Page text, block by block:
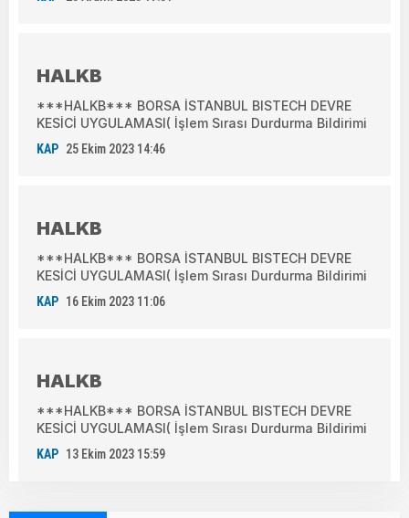
HALKB
***HALKB*** BORSA İSTANBUL BISTECH DEVRE
KESİCİ UYGULAMASI( İşlem Sırası Durdurma Bildirimi
KAP 25 Ekim 2023 14:46
HALKB
***HALKB*** BORSA İSTANBUL BISTECH DEVRE
KESİCİ UYGULAMASI( İşlem Sırası Durdurma Bildirimi
KAP 16 Ekim 2023 11:06
HALKB
***HALKB*** BORSA İSTANBUL BISTECH DEVRE
KESİCİ UYGULAMASI( İşlem Sırası Durdurma Bildirimi
KAP 13 Ekim 2023 15:59